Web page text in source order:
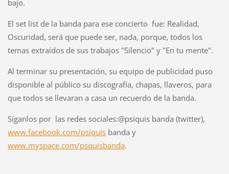
bajo.
El set list de la banda para ese concierto fue: Realidad,
Oscuridad, será que puede ser, nada, porque, todos los
temas extraídos de sus trabajos "Silencio" y "En tu mente".
Al terminar su presentación, su equipo de publicidad puso
disponible al público su discografía, chapas, llaveros, para
que todos se llevaran a casa un recuerdo de la banda.
Síganlos por las redes sociales:@psiquis banda (twitter),
www.facebook.com/psiquisbanda y
www.myspace.com/psquisbanda.